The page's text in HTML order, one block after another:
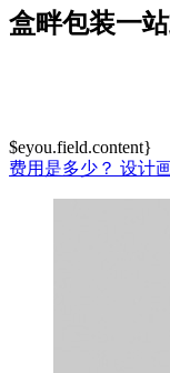
盒畔包装一
$eyou.field.content}
费用是多少？ 设计